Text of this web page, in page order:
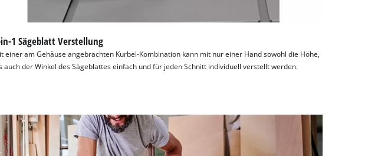
1 Sägeblatt Verstellung
einer am Gehäuse angebrachten Kurbel-Kombination kann mit nur einer Hand sowohl die Höhe,
auch der Winkel des Sägeblattes einfach und für jeden Schnitt individuell verstellt werden.